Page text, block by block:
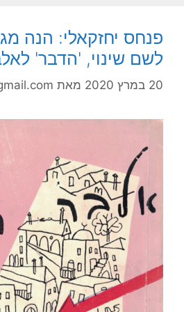
פנחס יחזקאלי: הנה
לשם שינוי, 'הדבר'
20 במרץ 2020 מאת